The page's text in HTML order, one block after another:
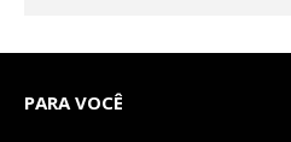
PARA VOCÊ